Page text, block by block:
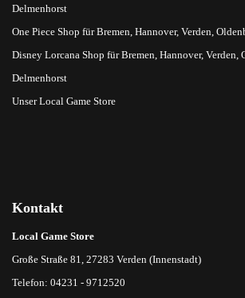
Delmenhorst
One Piece Shop für Bremen, Hannover, Verden,
Disney Lorcana Shop für Bremen, Hannover, Verden,
Delmenhorst
Unser Local Game Store
Kontakt
Local Game Store
Große Straße 81, 27283 Verden (Innenstadt)
Telefon: 04231 - 9712520